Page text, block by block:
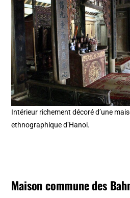
Intérieur richement décoré d’une
ethnographique d’Hanoi.
Maison commune des